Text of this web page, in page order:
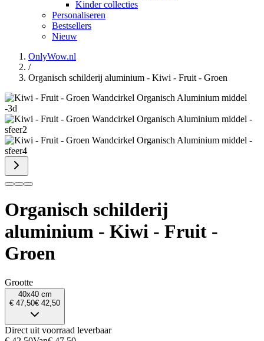
Kinder collecties
Personaliseren
Bestsellers
Nieuw
OnlyWow.nl
/
Organisch schilderij aluminium - Kiwi - Fruit - Groen
Organisch schilderij
aluminium - Kiwi - Fruit -
Groen
Grootte
40x40 cm
€ 47,50€ 42,50
Direct uit voorraad leverbaar